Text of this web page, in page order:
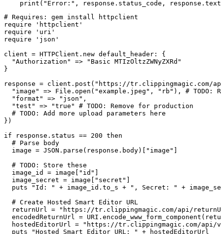
# Requires: gem install httpclient
require 'httpclient'
require 'uri'
require 'json'
client = HTTPClient.new default_header: {
  "Authorization" => "Basic MTIzOltzZWNyZXRd"
}
response = client.post("https://tr.clippingmagic.com/
"image" => File.open("example.jpeg", "rb"), # TODO:
  "format" => "json",
  "test" => "true" # TODO: Remove for production
  # TODO: Add more upload parameters here
})
if response.status == 200 then
  # Parse body
  image = JSON.parse(response.body)["image"]
  # TODO: Store these
  image_id = image["id"]
  image_secret = image["secret"]
puts "Id: " + image_id.to_s + ", Secret: " +
  # Create Hosted Smart Editor URL
returnUrl = "https://tr.clippingmagic.com/api/
encodedReturnUrl =
hostedEditorUrl = "https://tr.clippingmagic.com/
  puts "Hosted Smart Editor URL: " + hostedEditorUrl